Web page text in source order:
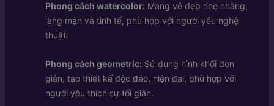
Phong cách watercolor: Mang vẻ đẹp nhẹ nhàng,
lãng mạn và tinh tế, phù hợp với người yêu nghệ
thuật.
Phong cách geometric: Sử dụng hình khối đơn
giản, tạo thiết kế độc đáo, hiện đại, phù hợp với
người yêu thích sự tối giản.